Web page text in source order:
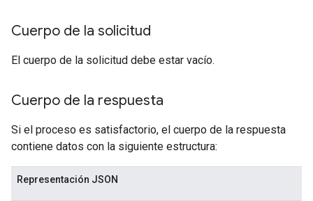
Cuerpo de la solicitud
El cuerpo de la solicitud debe estar vacío.
Cuerpo de la respuesta
Si el proceso es satisfactorio, el cuerpo de la respuesta
contiene datos con la siguiente estructura:
Representación JSON